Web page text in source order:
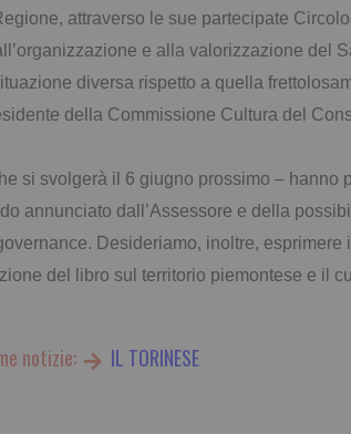
attraverso le sue partecipate
e alla valorizzazione del
diversa rispetto a quella
della Commissione Cultura del
si svolgerà il 6 giugno prossimo –
annunciato dall’Assessore e della
Desideriamo, inoltre,
del libro sul territorio piemontese e il
notizie: IL TORINESE